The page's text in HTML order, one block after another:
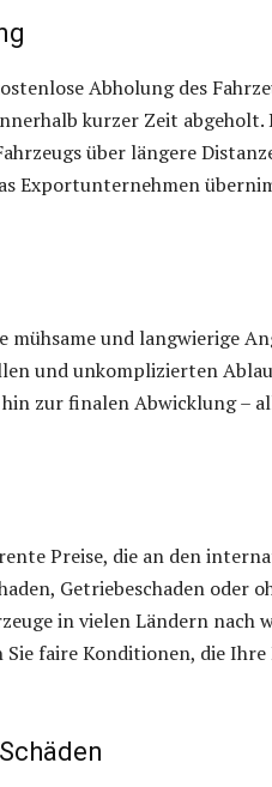
Abholung des
kurzer Zeit abgeholt.
über längere
Exportunternehmen
mühsame und langwierige
und unkomplizierten
zur finalen Abwicklung –
Preise, die an den
Getriebeschaden oder
in vielen Ländern nach
Sie faire Konditionen, die